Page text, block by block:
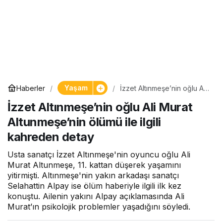
Haberler Yaşam
İzzet Altınmeşe’nin oğlu Ali
ile ilgili kahreden detay
İzzet Altınmeşe’nin oğlu Ali Murat
Altunmeşe’nin ölümü ile ilgili
kahreden detay
Usta sanatçı İzzet Altınmeşe'nin oyuncu oğlu Ali
Murat Altunmeşe, 11. kattan düşerek yaşamını
yitirmişti. Altınmeşe'nin yakın arkadaşı sanatçı
Selahattin Alpay ise ölüm haberiyle ilgili ilk kez
konuştu. Ailenin yakını Alpay açıklamasında Ali
Murat’ın psikolojik problemler yaşadığını söyledi.